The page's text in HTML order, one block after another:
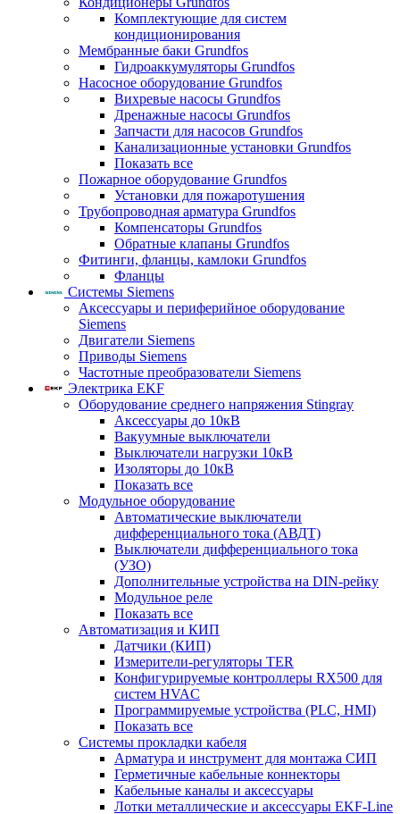
Комплектующие для систем
кондиционирования
Мембранные баки Grundfos
Гидроаккумуляторы Grundfos
Насосное оборудование Grundfos
Вихревые насосы Grundfos
Дренажные насосы Grundfos
Запчасти для насосов Grundfos
Канализационные установки Grundfos
Показать все
Пожарное оборудование Grundfos
Установки для пожаротушения
Трубопроводная арматура Grundfos
Компенсаторы Grundfos
Обратные клапаны Grundfos
Фитинги, фланцы, камлоки Grundfos
Фланцы
Системы Siemens
Аксессуары и периферийное оборудование
Siemens
Двигатели Siemens
Приводы Siemens
Частотные преобразователи Siemens
Электрика EKF
Оборудование среднего напряжения Stingray
Аксессуары до 10кВ
Вакуумные выключатели
Выключатели нагрузки 10кВ
Изоляторы до 10кВ
Показать все
Модульное оборудование
Автоматические выключатели
дифференциального тока (АВДТ)
Выключатели дифференциального тока
(УЗО)
Дополнительные устройства на DIN-рейку
Модульное реле
Показать все
Автоматизация и КИП
Датчики (КИП)
Измерители-регуляторы TER
Конфигурируемые контроллеры RX500 для
систем HVAC
Программируемые устройства (PLC, HMI)
Показать все
Системы прокладки кабеля
Арматура и инструмент для монтажа СИП
Герметичные кабельные коннекторы
Кабельные каналы и аксессуары
Лотки металлические и аксессуары EKF-Line